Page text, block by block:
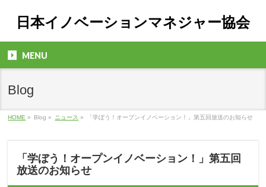
日本イノベーションマネジャー協会
MENU
Blog
HOME » Blog » ニュース » 「学ぼう！オープンイノベーション！」第五回放送のお知らせ
「学ぼう！オープンイノベーション！」第五回
放送のお知らせ